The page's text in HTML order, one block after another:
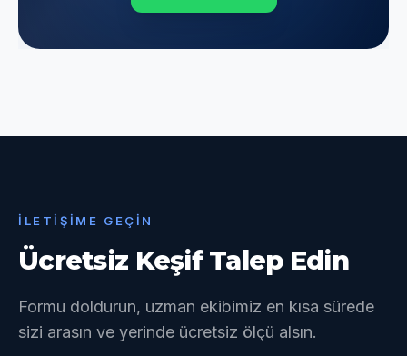
İLETIŞIME GEÇIN
Ücretsiz Keşif Talep Edin
Formu doldurun, uzman ekibimiz en kısa sürede
sizi arasın ve yerinde ücretsiz ölçü alsın.